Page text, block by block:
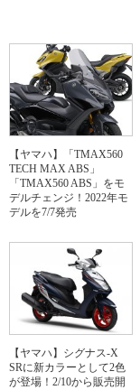
【ヤマハ】「TMAX560
TECH MAX ABS」
「TMAX560 ABS」をモ
デルチェンジ！2022年モ
デルを7/7発売
【ヤマハ】シグナス-X
SRに新カラーとして2色
が登場！2/10から販売開